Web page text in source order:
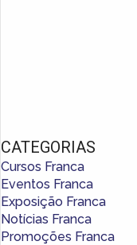
CATEGORIAS
Cursos Franca
Eventos Franca
Exposição Franca
Notícias Franca
Promoções Franca